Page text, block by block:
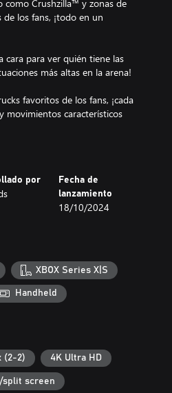
como Crushzilla™ y zonas de
los fans, ¡todo en un
cara para ver quién tiene las
más altas en la arena!
favoritos de los fans, ¡cada
movimientos característicos
sin fin para perfeccionar combos
por
Fecha de
lanzamiento
18/10/2024
XBOX Series X|S
Handheld
(2-2) 4K Ultra HD
split screen